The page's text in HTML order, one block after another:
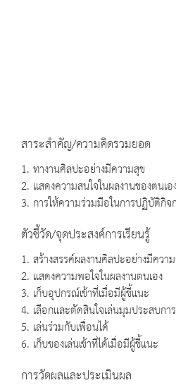
สาระสำคัญ/ความคิดรวมยอด
1. ทางานศิลปะอย่างมีความสุข
2. แสดงความสนใจในผลงานของตนเอ
3. การให้ความร่วมมือในการปฏิบัติกิจ
ตัวชี้วัด/จุดประสงค์การเรียนรู้
1. สร้างสรรค์ผลงานศิลปะอย่างมีควา
2. แสดงความพอใจในผลงานตนเอง
3. เก็บอุปกรณ์เข้าที่เมื่อมีผู้ชี้แนะ
4. เลือกและตัดสินใจเล่นมุมประสบก
5. เล่นร่วมกับเพื่อนได้
6. เก็บของเล่นเข้าที่ได้เมื่อมีผู้ชี้แนะ
การวัดผลและประเมินผล